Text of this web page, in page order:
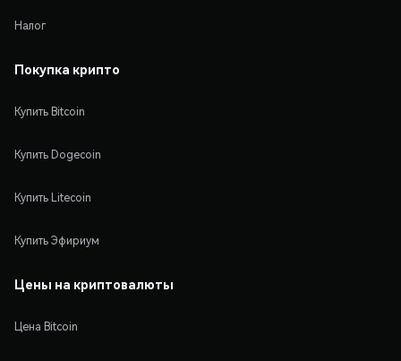
Налог
Покупка крипто
Купить Bitcoin
Купить Dogecoin
Купить Litecoin
Купить Эфириум
Цены на криптовалюты
Цена Bitcoin